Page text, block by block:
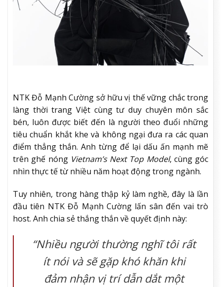
NTK Đỗ Mạnh Cường sở hữu vị thế vững chắc trong
làng thời trang Việt cùng tư duy chuyên môn sắc
bén, luôn được biết đến là người theo đuổi những
tiêu chuẩn khắt khe và không ngại đưa ra các quan
điểm thẳng thắn. Anh từng để lại dấu ấn mạnh mẽ
trên ghế nóng Vietnam’s Next Top Model, cùng góc
nhìn thực tế từ nhiều năm hoạt động trong ngành.
Tuy nhiên, trong hàng thập kỷ làm nghề, đây là lần
đầu tiên NTK Đỗ Mạnh Cường lấn sân đến vai trò
host. Anh chia sẻ thắng thắn về quyết định này:
“Nhiều người thường nghĩ tôi rất
ít nói và sẽ gặp khó khăn khi
đảm nhận vị trí dẫn dắt một